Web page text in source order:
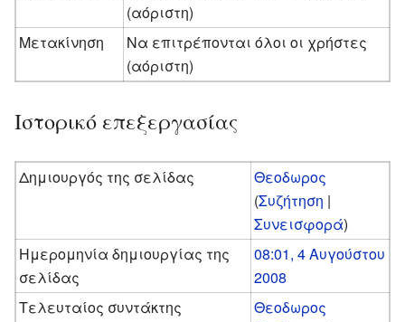
(αόριστη)
Μετακίνηση
Να επιτρέπονται όλοι οι χρήστες
(αόριστη)
Ιστορικό επεξεργασίας
Δημιουργός της σελίδας
Θεοδωρος
(Συζήτηση |
Συνεισφορά)
Ημερομηνία δημιουργίας της
σελίδας
08:01, 4 Αυγούστου
2008
Τελευταίος συντάκτης
Θεοδωρος